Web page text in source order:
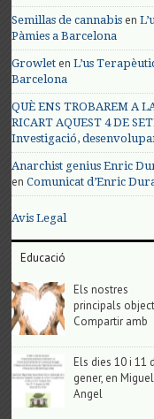
Semillas de cannabis en
Pàmies a Barcelona
Growlet enL’us
Barcelona
QUÈ ENS TROBAREM A
RICART AQUEST 4 DE
Investigació,
Anarchist genius Enric
enComunicat d’Enric
Avis Legal
Educació
Els nostres
principals
Compartir amb
Els dies 10 i 11
gener, en Miguel
Angel